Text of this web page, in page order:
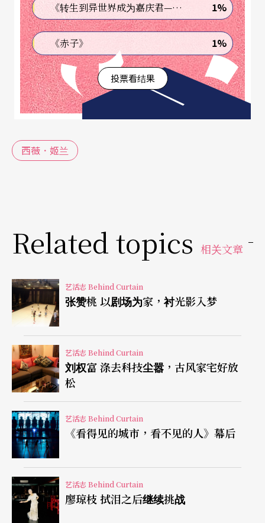
在遇见姬兰之时，我们正在讨论何时威尔森可以接
受我的采访，他说，嗯，你可以先陪我去按摩吗，
在按摩之后，我们有半小时的时间可以聊聊？我答
应了他，并在巴黎歌剧院的按摩室前等他。那真是
奇怪的经验，我甚至听到威尔森因按摩疼痛而发出
那天，记者会上有人问罗伯导演此戏的心得，罗伯
ouis Aragon）的超现实主义影响？威尔森冷静几近
自大地回答：不，我来自美国南方，我比较受南方
作家像福克纳等人影响。
那出歌剧没有台词没有对白，或者更应该说，受到
中世纪欧洲宗教剧的影响。
这也是为什么我有机会第一次看到姬兰。
那一年，威尔森在巴黎歌剧院演出《圣巴斯提安殉
难记》Le martyre de Saint-Sebastien，那是德布西
的歌剧，威尔森让姬兰出饰圣巴斯提安，由日本歌
舞伎舞者花柳寿夕紫所合编的舞码，再加上威尔森
本人无懈可击的灯光和舞台设计，使我对姬兰留下
深刻印象。
《转生到异世界成为嘉庆君—发现我的祖先是诈骗集团!?》 1%
《赤子》 1%
投票看结果
西薇．姬兰
Related topics 相关文章
艺活志 Behind Curtain
张赞桃 以剧场为家，衬光影入梦
艺活志 Behind Curtain
刘权富 涤去科技尘嚣，古风家宅好放
松
艺活志 Behind Curtain
《看得见的城市，看不见的人》幕后
艺活志 Behind Curtain
廖琼枝 拭泪之后继续挑战